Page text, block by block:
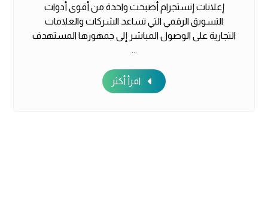
إعلانات إنستجرام أصبحت واحدة من أقوى أدوات
التسويق الرقمي التي تساعد الشركات والعلامات
التجارية على الوصول المباشر إلى جمهورها المستهدف
...
اقرأ أكثر